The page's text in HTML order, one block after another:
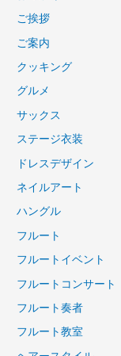
ご挨拶
ご案内
クッキング
グルメ
サックス
ステージ衣装
ドレスデザイン
ネイルアート
ハングル
フルート
フルートイベント
フルートコンサート
フルート奏者
フルート教室